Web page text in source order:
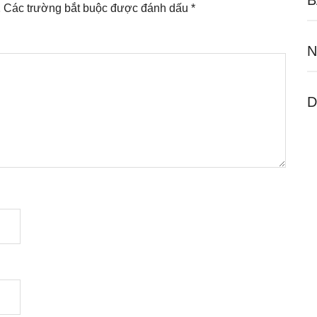
Các trường bắt buộc được đánh dấu *